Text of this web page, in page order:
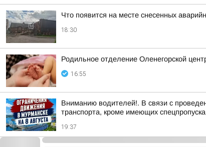
Что появится на месте снесенных
18:30
Родильное отделение Оленегорской
16:55
Вниманию водителей!. В связи с
транспорта, кроме имеющих
19:37